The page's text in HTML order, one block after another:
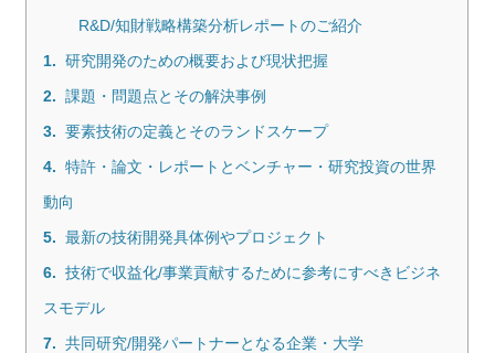
R&D/知財戦略構築分析レポートのご紹介
1. 研究開発のための概要および現状把握
2. 課題・問題点とその解決事例
3. 要素技術の定義とそのランドスケープ
4. 特許・論文・レポートとベンチャー・研究投資の世界
動向
5. 最新の技術開発具体例やプロジェクト
6. 技術で収益化/事業貢献するために参考にすべきビジネ
スモデル
7. 共同研究/開発パートナーとなる企業・大学